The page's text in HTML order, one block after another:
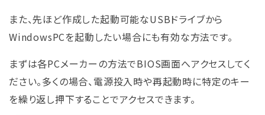
また、先ほど作成した起動可能なUSBドライブから
WindowsPCを起動したい場合にも有効な方法です。
まずは各PCメーカーの方法でBIOS画面へアクセスしてく
ださい。多くの場合、電源投入時や再起動時に特定のキー
を繰り返し押下することでアクセスできます。